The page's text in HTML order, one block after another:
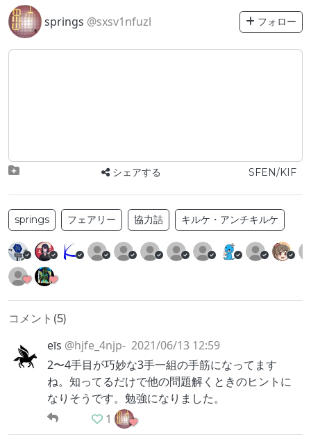
springs @sxsv1nfuzl フォロー
シェアする SFEN/KIF
springs フェアリー 協力詰 キルケ・アンチキルケ
コメント(5)
eīs @hjfe_4njp- 2021/06/13 12:59
2〜4手目が巧妙な3手一組の手筋になってます
ね。知ってるだけで他の問題解くときのヒントに
なりそうです。勉強になりました。
1